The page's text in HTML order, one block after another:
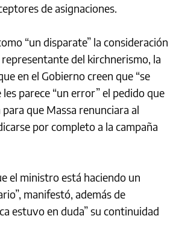
de asignaciones.
“un disparate” la consideración
del kirchnerismo, la
en el Gobierno creen que “se
parece “un error” el pedido que
que Massa renunciara al
por completo a la campaña
el ministro está haciendo un
manifestó, además de
estuvo en duda” su continuidad